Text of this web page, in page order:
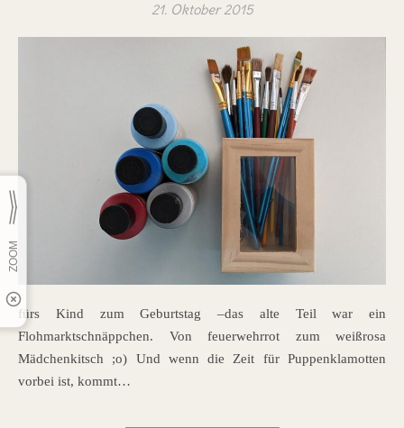
21. Oktober 2015
fürs Kind zum Geburtstag –das alte Teil war ein
Flohmarktschnäppchen. Von feuerwehrrot zum weißrosa
Mädchenkitsch ;o) Und wenn die Zeit für Puppenklamotten
vorbei ist, kommt…